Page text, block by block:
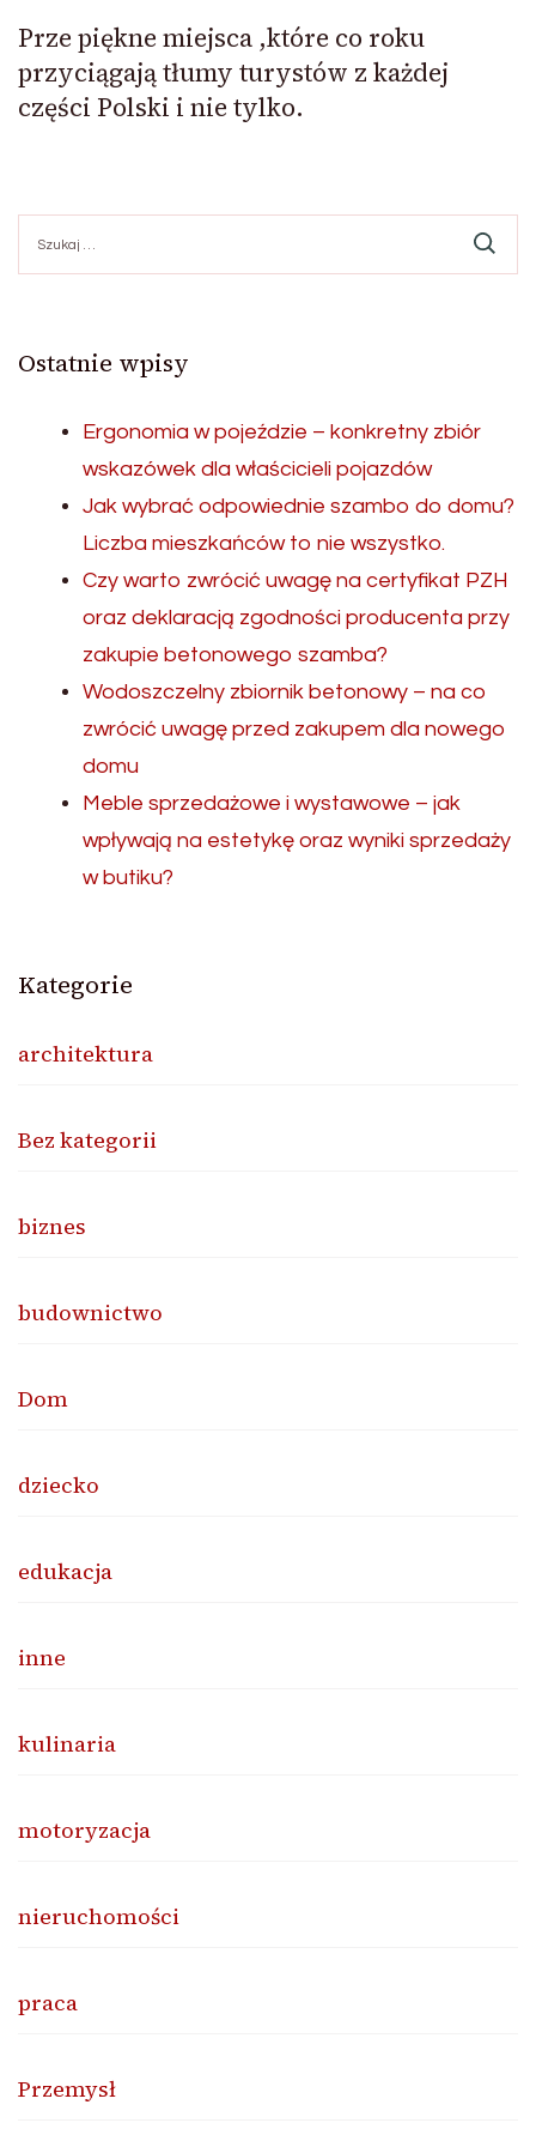
Prze piękne miejsca ,które co roku
przyciągają tłumy turystów z każdej
części Polski i nie tylko.
Ostatnie wpisy
Ergonomia w pojeździe – konkretny zbiór
wskazówek dla właścicieli pojazdów
Jak wybrać odpowiednie szambo do domu?
Liczba mieszkańców to nie wszystko.
Czy warto zwrócić uwagę na certyfikat PZH
oraz deklaracją zgodności producenta przy
zakupie betonowego szamba?
Wodoszczelny zbiornik betonowy – na co
zwrócić uwagę przed zakupem dla nowego
domu
Meble sprzedażowe i wystawowe – jak
wpływają na estetykę oraz wyniki sprzedaży
w butiku?
Kategorie
architektura
Bez kategorii
biznes
budownictwo
Dom
dziecko
edukacja
inne
kulinaria
motoryzacja
nieruchomości
praca
Przemysł